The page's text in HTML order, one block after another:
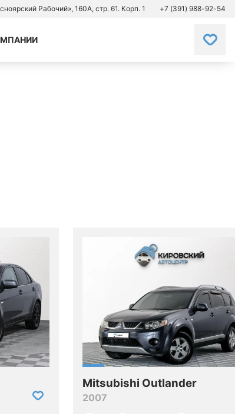
Рабочий», 160А, стр. 61. Корп. 1 +7 (391) 988-92-54
Mitsubishi Outlander
2007